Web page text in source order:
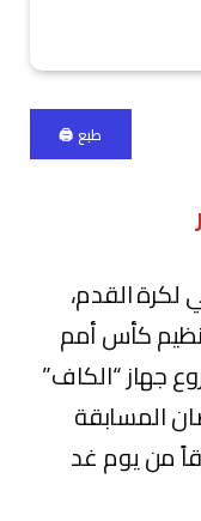
طبع 🖨
لكرة القدم،
كأس أمم
وشروع جهاز “الكاف”
المسابقة
من يوم غد